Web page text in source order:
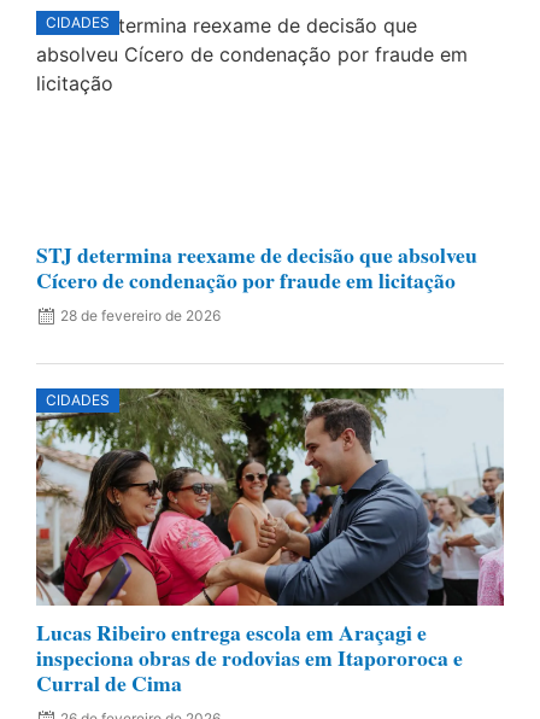
CIDADES
STJ determina reexame de decisão que absolveu
Cícero de condenação por fraude em licitação
28 de fevereiro de 2026
CIDADES
Lucas Ribeiro entrega escola em Araçagi e
inspeciona obras de rodovias em Itapororoca e
Curral de Cima